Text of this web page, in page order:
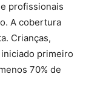
profissionais
A cobertura
Crianças,
primeiro
70% de